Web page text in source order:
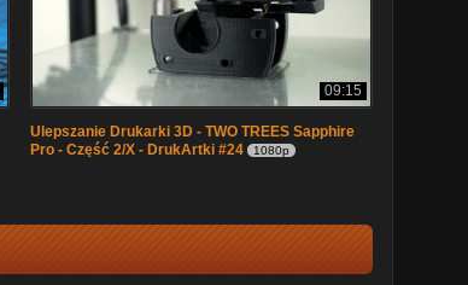
09:15
Ulepszanie Drukarki 3D - TWO TREES Sapphire
Pro - Część 2/X - DrukArtki #24
1080p